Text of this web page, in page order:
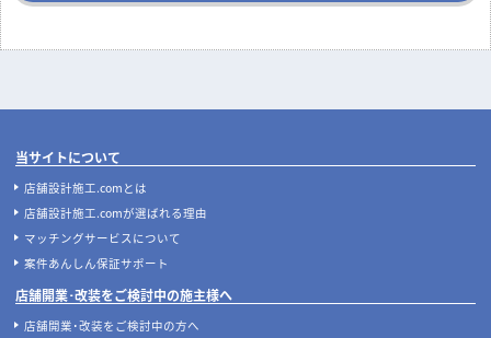
当サイトについて
店舗設計施工.comとは
店舗設計施工.comが選ばれる理由
マッチングサービスについて
案件あんしん保証サポート
店舗開業･改装をご検討中の施主様へ
店舗開業･改装をご検討中の方へ